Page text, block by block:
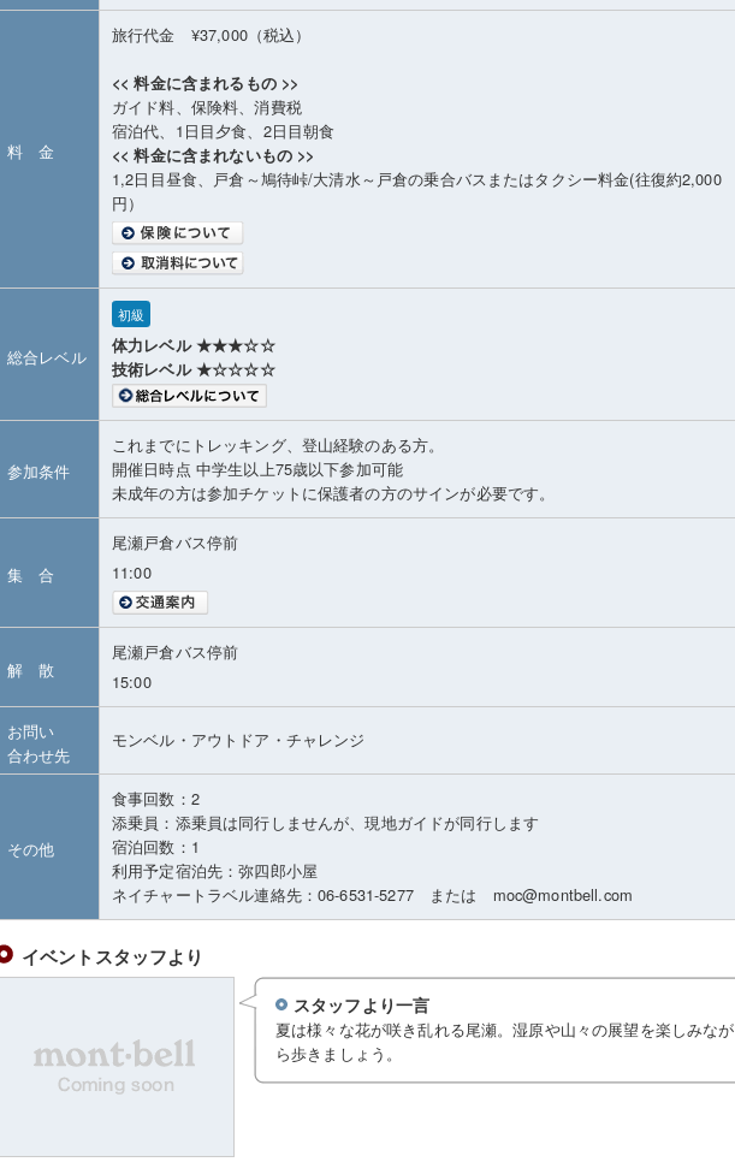
料 金
旅行代金 ¥37,000（税込）
<< 料金に含まれるもの >>
ガイド料、保険料、消費税
宿泊代、1日目夕食、2日目朝食
<< 料金に含まれないもの >>
1,2日目昼食、戸倉～鳩待峠/大清水～戸倉の乗合バスまたはタクシー料金(往復約2,000
円）
総合レベル
初級
体力レベル ★★★☆☆
技術レベル ★☆☆☆☆
参加条件
これまでにトレッキング、登山経験のある方。
開催日時点 中学生以上75歳以下参加可能
未成年の方は参加チケットに保護者の方のサインが必要です。
集 合
尾瀬戸倉バス停前
11:00
解 散
尾瀬戸倉バス停前
15:00
お問い
合わせ先
モンベル・アウトドア・チャレンジ
その他
食事回数：2
添乗員：添乗員は同行しませんが、現地ガイドが同行します
宿泊回数：1
利用予定宿泊先：弥四郎小屋
ネイチャートラベル連絡先：06-6531-5277 または moc@montbell.com
イベントスタッフより
スタッフより一言
夏は様々な花が咲き乱れる尾瀬。湿原や山々の展望を楽しみなが
ら歩きましょう。